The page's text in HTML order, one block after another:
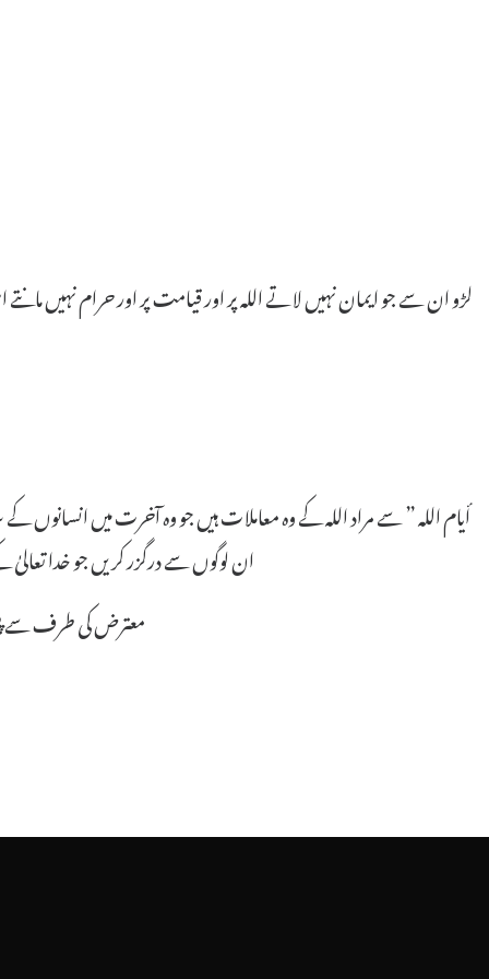
لڑو ان سے جو ایمان نہیں لاتے اللہ پر اور قیامت پر اور حرام نہیں
ان لوگوں سے درگزر کریں جو خدا
معترض کی طرف سے